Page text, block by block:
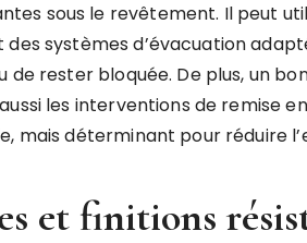
sous le revêtement. Il peut
systèmes d’évacuation
de rester bloquée. De plus, un
les interventions de remise
mais déterminant pour réduire
et finitions